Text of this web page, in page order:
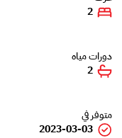
2
دورات مياه
2
متوفر في
2023-03-03